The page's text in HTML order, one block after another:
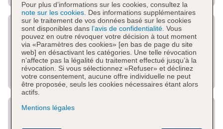
Pour plus d’informations sur les cookies, consultez la
note sur les cookies. Des informations supplémentaires
sur le traitement de vos données basé sur les cookies
sont disponibles dans l’avis de confidentialité. Vous
pouvez en outre révoquer votre décision à tout moment
via «Paramètres des cookies» [en bas de page du site
web] en désactivant les catégories. Une telle révocation
n’affecte pas la légalité du traitement effectué jusqu’à la
révocation. Si vous sélectionnez «Refuser» et déclinez
votre consentement, aucune offre individuelle ne peut
être proposée, seuls les cookies nécessaires étant alors
actifs.
Mentions légales